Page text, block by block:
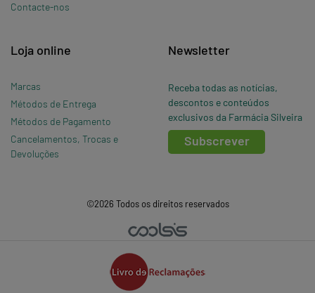
Contacte-nos
Loja online
Marcas
Métodos de Entrega
Métodos de Pagamento
Cancelamentos, Trocas e
Devoluções
Newsletter
Receba todas as notícias,
descontos e conteúdos
exclusivos da Farmácia Silveira
Subscrever
©2026 Todos os direitos reservados